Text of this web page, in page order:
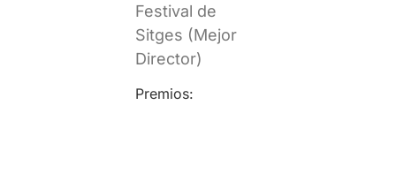
Festival de
Sitges (Mejor
Director)
Premios: